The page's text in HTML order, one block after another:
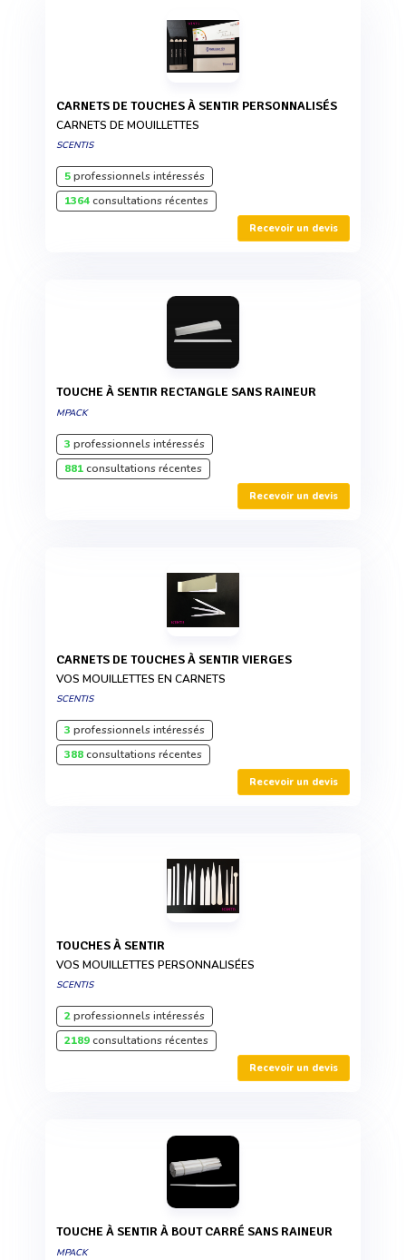
CARNETS DE TOUCHES À SENTIR PERSONNALISÉS
CARNETS DE MOUILLETTES
SCENTIS
5professionnels intéressés
1364consultations récentes
Recevoir un devis
TOUCHE À SENTIR RECTANGLE SANS RAINEUR
MPACK
3 professionnels intéressés
881consultations récentes
Recevoir un devis
CARNETS DE TOUCHES À SENTIR VIERGES
VOS MOUILLETTES EN CARNETS
SCENTIS
3 professionnels intéressés
388consultations récentes
Recevoir un devis
TOUCHES À SENTIR
VOS MOUILLETTES PERSONNALISÉES
SCENTIS
2professionnels intéressés
2189consultations récentes
Recevoir un devis
TOUCHE À SENTIR À BOUT CARRÉ SANS RAINEUR
MPACK